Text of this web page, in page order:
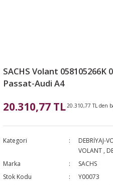
SACHS Volant 058105266K
Passat-Audi A4
20.310,77 TL 20.310,77 TL den
Kategori DEBRİYAJ-
VOLANT ,
Marka
SACHS
Stok Kodu
Y00073